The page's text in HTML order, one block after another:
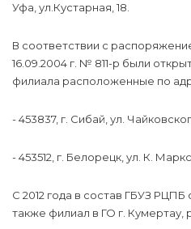
Уфа, ул.Кустарная, 18.
В соответствии с
16.09.2004 г. № 811-р были
филиала расположенные по
- 453837, г. Сибай, ул.
- 453512, г. Белорецк, ул. К.
С 2012 года в состав ГБУЗ
также филиал в ГО г.